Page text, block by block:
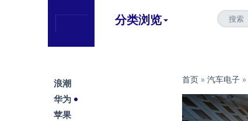
分类浏览
首页 » 汽车电子 »
浪潮
华为
苹果